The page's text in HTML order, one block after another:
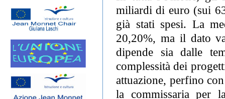
miliardi di euro (sui
già stati spesi. La
20,20%, ma il dato
dipende sia dalle
complessità dei
attuazione, perfino
la commissaria per